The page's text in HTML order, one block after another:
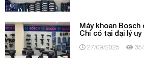
Máy khoan Bosch
Chỉ có tại đại lý
27/09/2025